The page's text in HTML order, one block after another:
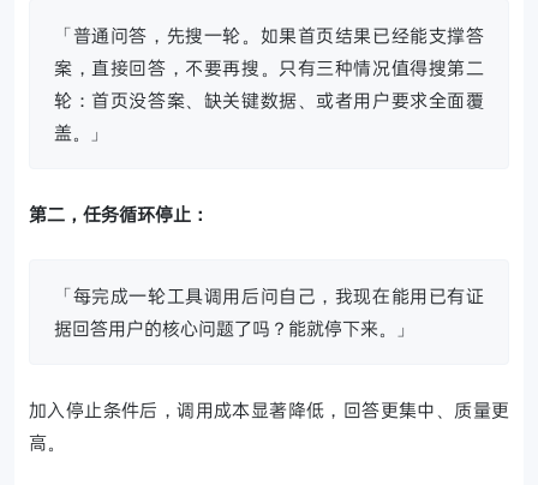
「普通问答，先搜一轮。如果首页结果已经能支撑答
案，直接回答，不要再搜。只有三种情况值得搜第二
轮：首页没答案、缺关键数据、或者用户要求全面覆
盖。」
第二，任务循环停止：
「每完成一轮工具调用后问自己，我现在能用已有证
据回答用户的核心问题了吗？能就停下来。」
加入停止条件后，调用成本显著降低，回答更集中、质量更
高。